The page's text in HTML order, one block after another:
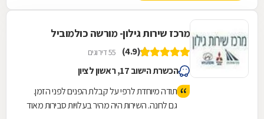
מרכז שירות גילון- מורשה כולמוביל
(4.9) 55 דירוגים
הכשרת הישוב 17, ראשון לציון
תודה מיוחדת לרפי על קבלת הפנים לפני הזמן.
גם לחנה. השירות היה מהיר בעלויות סבירות מאוד